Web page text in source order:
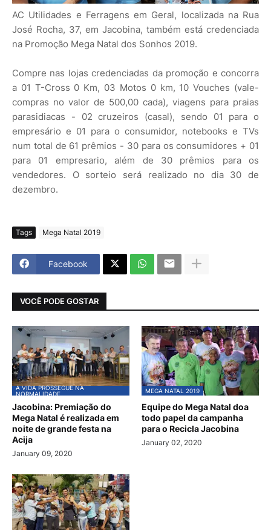
AC Utilidades e Ferragens em Geral, localizada na Rua
José Rocha, 37, em Jacobina, também está credenciada
na Promoção Mega Natal dos Sonhos 2019.
Compre nas lojas credenciadas da promoção e concorra
a 01 T-Cross 0 Km, 03 Motos 0 km, 10 Vouches (vale-
compras no valor de 500,00 cada), viagens para praias
parasidiacas - 02 cruzeiros (casal), sendo 01 para o
empresário e 01 para o consumidor, notebooks e TVs
num total de 61 prêmios - 30 para os consumidores + 01
para 01 empresario, além de 30 prêmios para os
vendedores. O sorteio será realizado no dia 30 de
dezembro.
Tags Mega Natal 2019
Facebook
VOCÊ PODE GOSTAR
A VIDA PROSSEGUE NA
NORMALIDADE
Jacobina: Premiação do
Mega Natal é realizada em
noite de grande festa na
Acija
January 09, 2020
MEGA NATAL 2019
Equipe do Mega Natal doa
todo papel da campanha
para o Recicla Jacobina
January 02, 2020